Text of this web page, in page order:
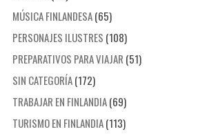
MÚSICA FINLANDESA(65)
PERSONAJES ILUSTRES (108)
PREPARATIVOS PARA VIAJAR (51)
SIN CATEGORÍA(172)
TRABAJAR EN FINLANDIA(69)
TURISMO EN FINLANDIA(113)